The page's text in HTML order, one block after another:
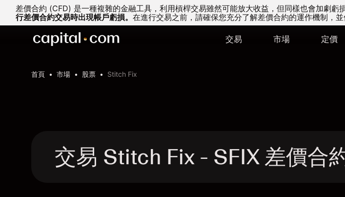
差價合約 (CFD) 是一種複雜的金融工具，利用槓桿交易雖然可能放大收益，但同樣也會加劇虧
行差價合約交易時出現帳戶虧損。 在進行交易之前，請確保您充分了解差價合約的運作機制，
交易 市場 定價
首頁 市場 股票 Stitch Fix
交易 Stitch Fix - SFIX 差價合